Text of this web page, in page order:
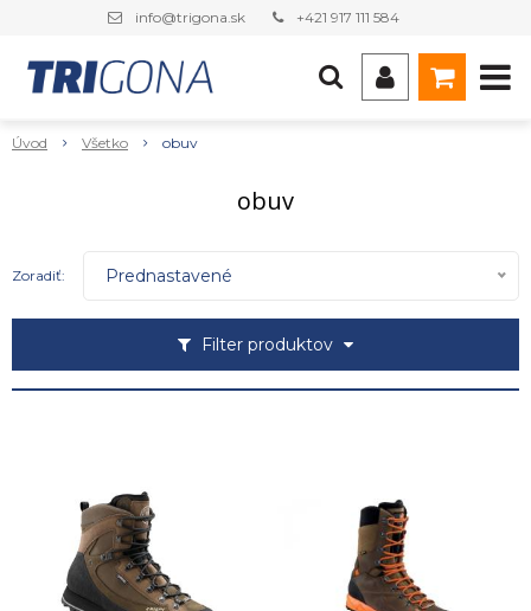
info@trigona.sk +421 917 111 584
Úvod Všetko obuv
obuv
Filter produktov
Zoradiť: Prednastavené